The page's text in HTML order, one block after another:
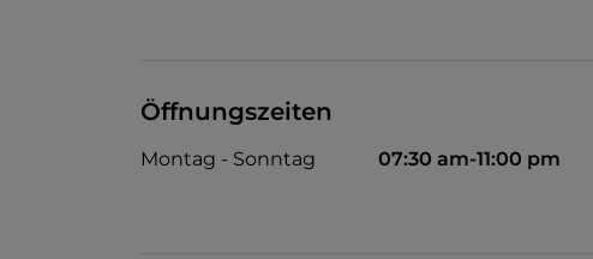
Öffnungszeiten
Montag - Sonntag 07:30 am-11:00 pm